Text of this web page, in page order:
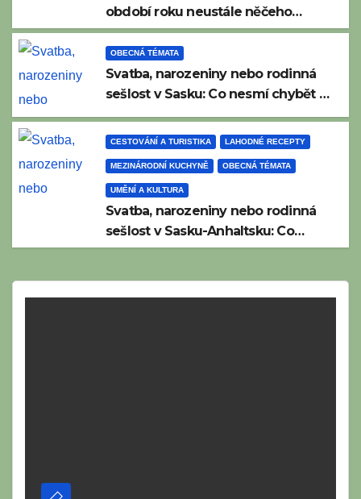
období roku neustále něčeho
bojíme?
OBECNÁ TÉMATA
Svatba, narozeniny nebo rodinná
sešlost v Sasku: Co nesmí chybět na
tradičním saském bufetu?
CESTOVÁNÍ A TURISTIKA LAHODNÉ RECEPTY
MEZINÁRODNÍ KUCHYNĚ OBECNÁ TÉMATA
UMĚNÍ A KULTURA
Svatba, narozeniny nebo rodinná
sešlost v Sasku-Anhaltsku: Co
nesmí chybět na pestrém bufetu v